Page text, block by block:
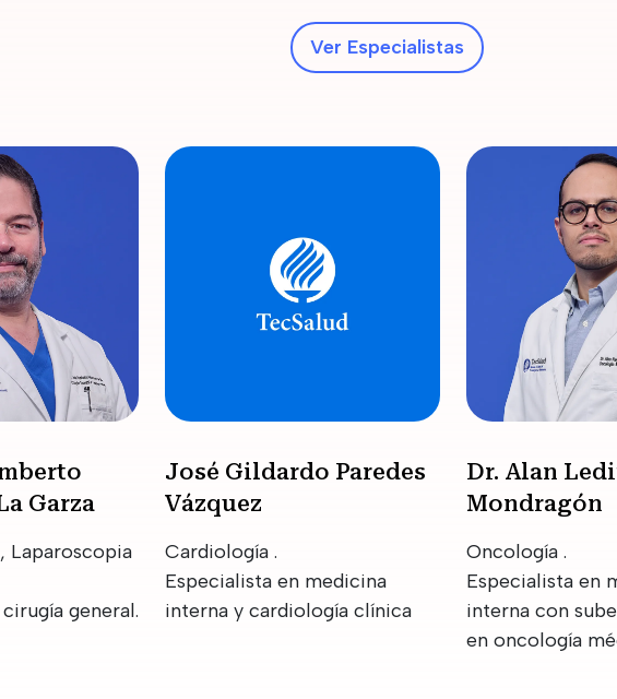
Ver Especialistas
Garza
Laparoscopia
general.
José Gildardo Paredes
Vázquez
Cardiología .
Especialista en medicina
interna y cardiología clínica
Dr. Alan
Mondragón
Oncología .
Especialista en
interna con
en oncología